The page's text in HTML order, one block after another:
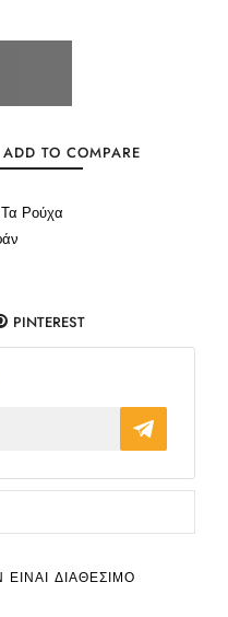
ADD TO COMPARE
Ρούχα
PINTEREST
ΔΙΑΘΈΣΙΜΟ